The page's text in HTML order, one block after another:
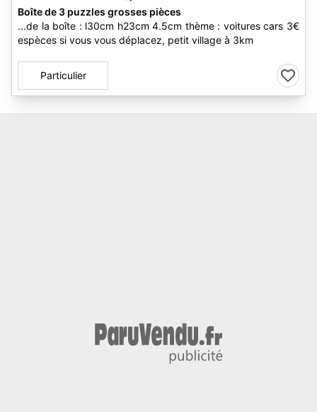
Boîte de 3 puzzles grosses pièces
...de la boîte : l30cm h23cm 4.5cm thème : voitures cars 3€
espèces si vous vous déplacez, petit village à 3km
Particulier